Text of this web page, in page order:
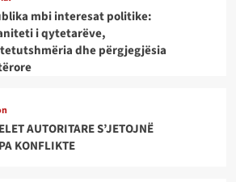
mbi interesat politike:
i qytetarëve,
dhe përgjegjësia
AUTORITARE S’JETOJNË
KONFLIKTE